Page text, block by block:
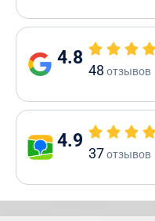
4.8
48 отзывов
4.9
37отзывов